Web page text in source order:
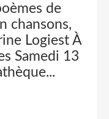
de
chansons,
Logiest À
Samedi 13